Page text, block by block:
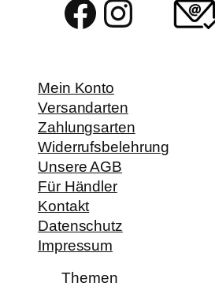
Facebook Instagram
Mein Konto
Versandarten
Zahlungsarten
Widerrufsbelehrung
Unsere AGB
Für Händler
Kontakt
Datenschutz
Impressum
Themen